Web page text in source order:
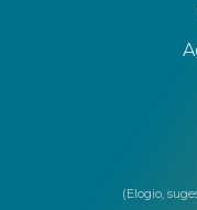
(Elogio,